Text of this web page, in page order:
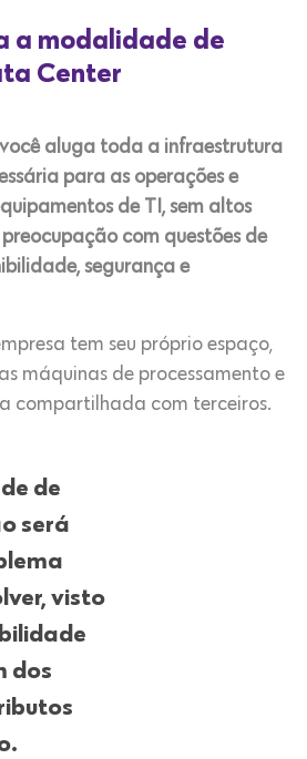
a modalidade de
Center
você aluga toda a infraestrutura
para as operações e
de TI, sem altos
com questões de
segurança e
tem seu próprio espaço,
máquinas de processamento e
compartilhada com terceiros.
de
será
visto
dos